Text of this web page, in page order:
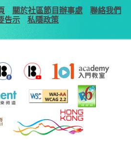
關於社區節目辦事處
聯絡我們
告示 私隱政策